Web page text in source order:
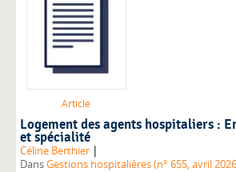
Article
Logement des agents hospitaliers :
et spécialité
Céline Berthier |
DansGestions hospitalières (n° 655, avril